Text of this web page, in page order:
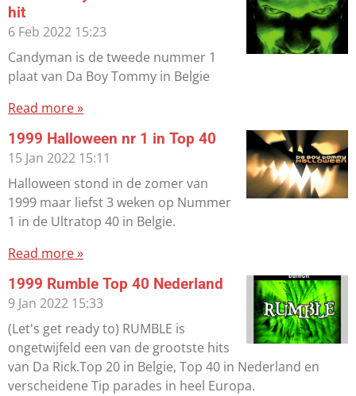
hit
6 Feb 2022 15:23
Candyman is de tweede nummer 1
plaat van Da Boy Tommy in Belgie
Read more »
1999 Halloween nr 1 in Top 40
15 Jan 2022 15:11
Halloween stond in de zomer van
1999 maar liefst 3 weken op Nummer
1 in de Ultratop 40 in Belgie.
Read more »
1999 Rumble Top 40 Nederland
9 Jan 2022 15:33
(Let's get ready to) RUMBLE is
ongetwijfeld een van de grootste hits
van Da Rick.Top 20 in Belgie, Top 40 in Nederland en
verscheidene Tip parades in heel Europa.